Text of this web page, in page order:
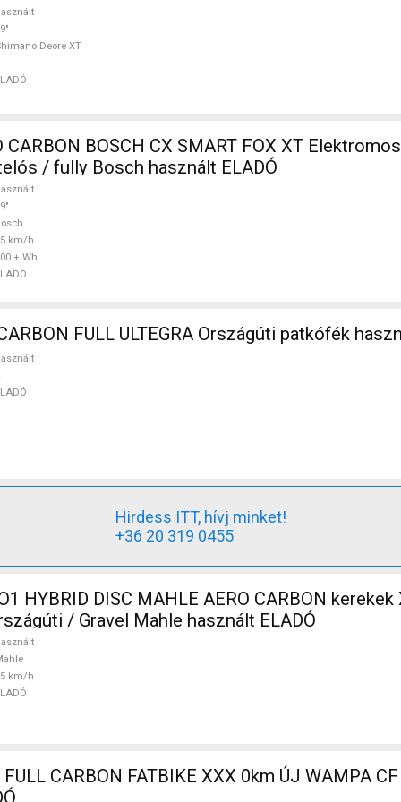
Deore XT
CARBON BOSCH CX SMART FOX XT
/ fully Bosch használt ELADÓ
km/h
+ Wh
WILIER FULL CARBON FULL ULTEGRA Országúti
Hirdess ITT, hívj minket!
+36 20 319 0455
HYBRID DISC MAHLE AERO CARBON kerekek
/ Gravel Mahle használt ELADÓ
km/h
FULL CARBON FATBIKE XXX 0km ÚJ WAMPA